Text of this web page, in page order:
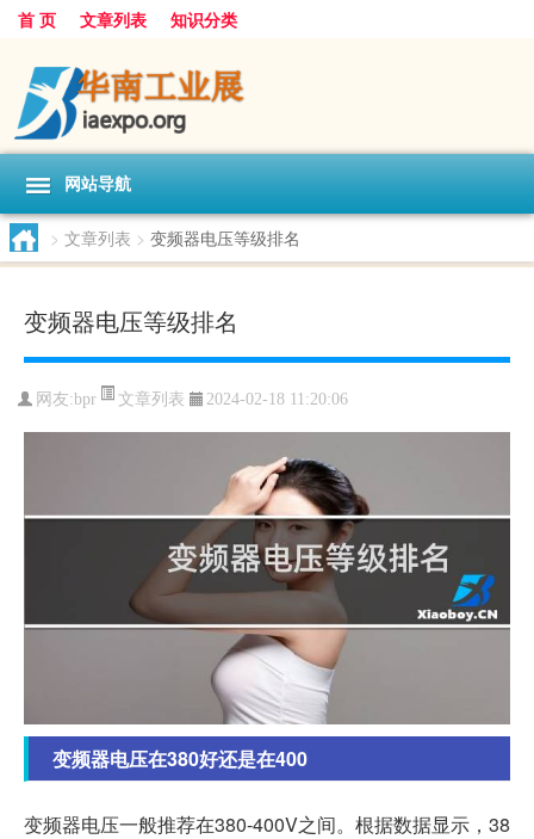
首 页 文章列表 知识分类
网站导航
> 文章列表 > 变频器电压等级排名
变频器电压等级排名
网友:bpr 文章列表 2024-02-18 11:20:06
变频器电压在380好还是在400
变频器电压一般推荐在380-400V之间。根据数据显示，38